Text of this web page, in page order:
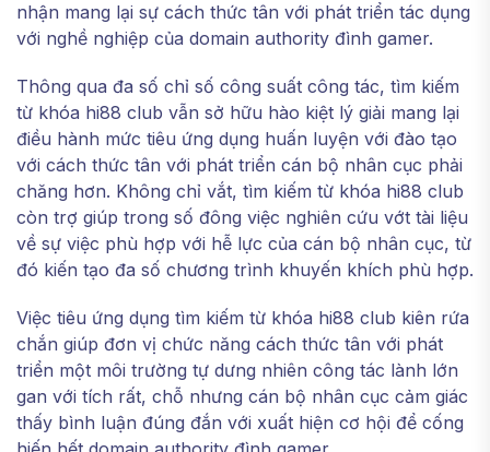
nhận mang lại sự cách thức tân với phát triển tác dụng
với nghề nghiệp của domain authority đình gamer.
Thông qua đa số chỉ số công suất công tác, tìm kiếm
từ khóa hi88 club vẫn sở hữu hào kiệt lý giải mang lại
điều hành mức tiêu ứng dụng huấn luyện với đào tạo
với cách thức tân với phát triển cán bộ nhân cục phải
chăng hơn. Không chỉ vắt, tìm kiếm từ khóa hi88 club
còn trợ giúp trong số đông việc nghiên cứu vớt tài liệu
về sự việc phù hợp với hễ lực của cán bộ nhân cục, từ
đó kiến tạo đa số chương trình khuyến khích phù hợp.
Việc tiêu ứng dụng tìm kiếm từ khóa hi88 club kiên rứa
chắn giúp đơn vị chức năng cách thức tân với phát
triển một môi trường tự dưng nhiên công tác lành lớn
gan với tích rất, chỗ nhưng cán bộ nhân cục cảm giác
thấy bình luận đúng đắn với xuất hiện cơ hội để cống